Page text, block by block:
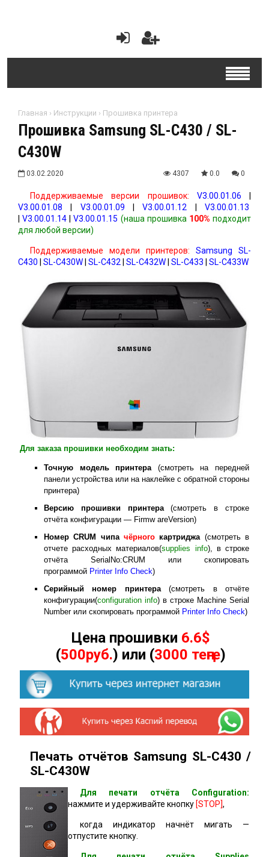
Главная › Инструкции › Прошивка принтера
Прошивка Samsung SL-C430 / SL-
C430W
03.02.2020 4307 0.0 0
Поддерживаемые версии прошивок: V3.00.01.06
V3.00.01.08
V3.00.01.09 |V3.00.01.12 |V3.00.01.13
|V3.00.01.14 |V3.00.01.15 (наша прошивка 100% подходит
для любой версии)
Поддерживаемые модели принтеров:
Samsung SL-
C430
SL-C430W SL-C432 SL-C432W SL-C433 SL-C433W
Для заказа прошивки необходим знать:
Точную модель принтера (смотреть на передней
панели устройства или на наклейке с обратной стороны
принтера)
Версию прошивки принтера(смотреть в строке
отчёта конфигурации — Firmw areVersion)
НомерCRUM чипачёрного картриджа (смотреть в
отчете расходных материалов(supplies info), в строке
отчёта SerialNo:CRUM или скопировать
программой Printer Info Check)
Серийный номер принтера(смотреть в отчёте
конфигурации(configuration info) в строке Machine Serial
Number или скопировать программой Printer Info Check)
Цена прошивки 6.6$
(500руб.) или (3000 теңге)
Печать отчётов Samsung SL-C430 /
SL-C430W
Для печати отчёта Сonfiguration:
нажмите и удерживайте кнопку [STOP],
когда индикатор начнёт мигать —
отпустите кнопку.